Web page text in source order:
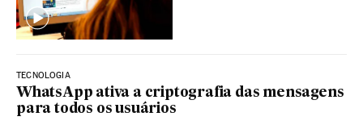
TECNOLOGIA
WhatsApp ativa a criptografia das mensagens
para todos os usuários